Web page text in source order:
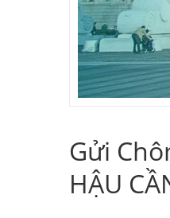
Gửi
HẬU